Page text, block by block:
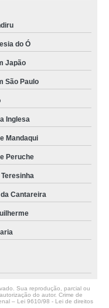
do Ó
Japão
São Paulo
Inglesa
Mandaqui
Peruche
Cantareira
Sua reprodução, parcial ou
do autor. Crime de
– Lei 9610/98 - Lei de direitos